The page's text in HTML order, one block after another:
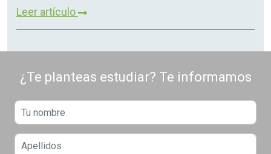
Leer artículo
¿Te planteas estudiar? Te informamos